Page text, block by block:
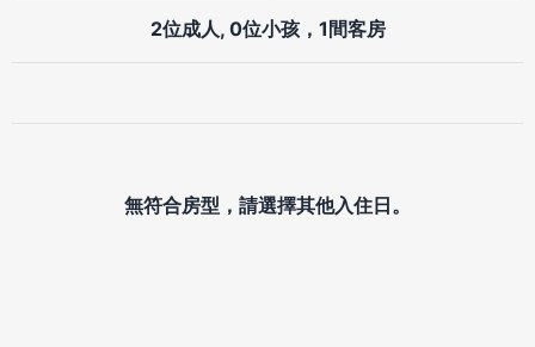
2位成人, 0位小孩，1間客房
無符合房型，請選擇其他入住日。